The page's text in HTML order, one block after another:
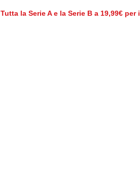
Tutta la Serie A e la Serie B a 19,99€